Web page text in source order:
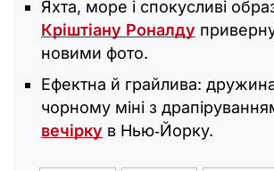
Яхта, море і спокусливі
Кріштіану Роналду
новими фото.
Ефектна й грайлива:
чорному міні з
вечірку в Нью‑Йорку.